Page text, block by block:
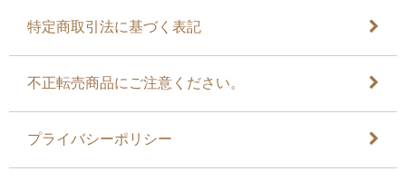
特定商取引法に基づく表記
不正転売商品にご注意ください。
プライバシーポリシー